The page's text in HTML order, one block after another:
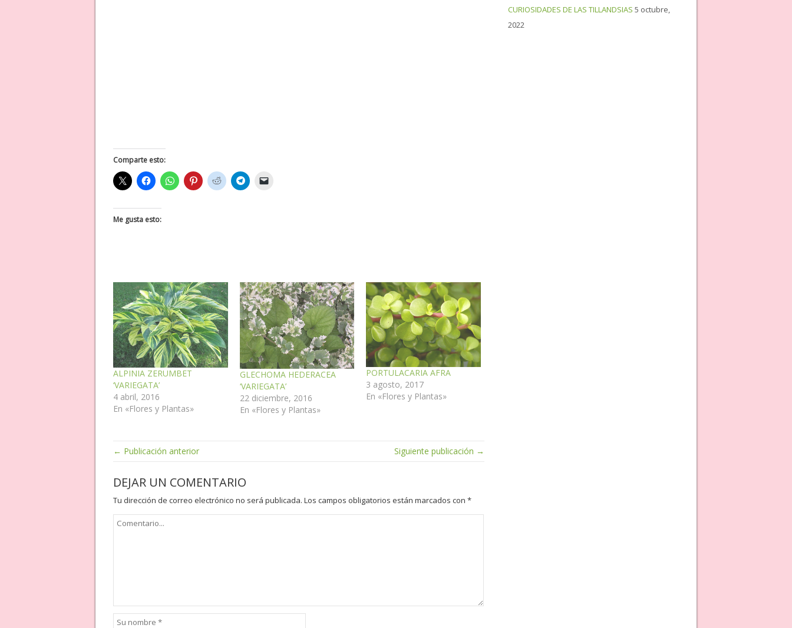
Comparte esto:
Me gusta esto:
ALPINIA ZERUMBET
‘VARIEGATA’
4 abril, 2016
En «Flores y Plantas»
GLECHOMA HEDERACEA
‘VARIEGATA’
22 diciembre, 2016
En «Flores y Plantas»
PORTULACARIA AFRA
3 agosto, 2017
En «Flores y Plantas»
← Publicación anterior Siguiente publicación →
DEJAR UN COMENTARIO
Tu dirección de correo electrónico no será publicada. Los campos obligatorios están marcados con *
CURIOSIDADES DE LAS TILLANDSIAS 5 octubre,
2022